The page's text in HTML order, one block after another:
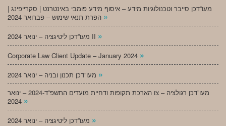
מעו”דכן סייבר וטכנולוגיות מידע – איסוף מידע פומבי באינטרנט | סקרייפינג |
»
מעו”דכן ליטיגציה – ינואר 2024 II »
Corporate Law Client Update – January 2024 »
»
מעו”דכן רגולציה – צו הארכת תקופות ודחיית מועדים התשפ”ד-2024 – ינואר
»
»